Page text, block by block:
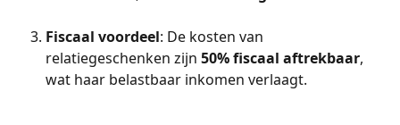
Fiscaal voordeel: De kosten van
relatiegeschenken zijn 50% fiscaal aftrekbaar,
wat haar belastbaar inkomen verlaagt.